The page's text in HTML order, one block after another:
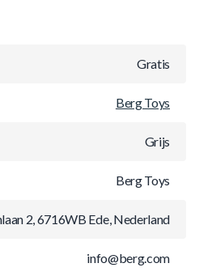
Gratis
Berg Toys
Grijs
Berg Toys
2, 6716WB Ede, Nederland
info@berg.com